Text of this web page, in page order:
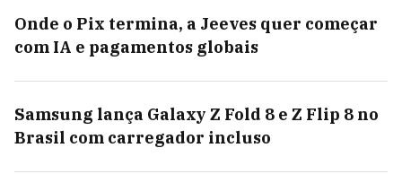
Onde o Pix termina, a Jeeves quer começar
com IA e pagamentos globais
Samsung lança Galaxy Z Fold 8 e Z Flip 8 no
Brasil com carregador incluso